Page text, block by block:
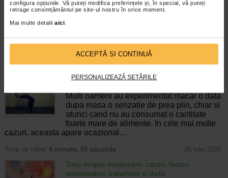
configura opțiunile. Vă puteți modifica preferințele și, în special, vă puteți
retrage consimțământul pe site-ul nostru în orice moment.
Mai multe detalii aici.
ACCEPTĂ SI CONTINUĂ
PERSONALIZEAZĂ SETĂRILE
pierderea accidentala de urina, de obicei in
atat in randul copiilor, cat si al adultilor.
Enurezisul este considerat…
4 minute, 32 secunde
cum o tratati
Multi oameni au experimentat macar o data
dupa masa o senzatie de prea plin, chiar si
atunci cand nu au consumat o cantitate
foarte mare de alimente. In cele mai multe
cazuri, aceasta apare ocazional…
Timp de citire: 4 minute, 55 secunde 26 iulie 2026
Totul despre meteorism: cauze, factori
declansatori, tratament si dieta